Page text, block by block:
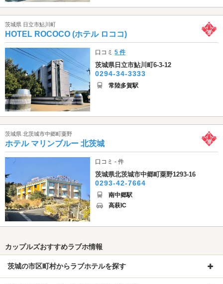
茨城県 日立市鮎川町
HOTEL ROCOCO (ホテル ロココ)
口コミ5 件
茨城県日立市鮎川町6-3-12
0294-34-3333
常陸多賀駅
茨城県 北茨城市中郷町粟野
ホテル マリンブルー 北茨城
口コミ - 件
茨城県北茨城市中郷町粟野1293-16
0293-42-7664
南中郷駅
高萩IC
カップルズおすすめラブホ情報
茨城の市区町村からラブホテルを探す